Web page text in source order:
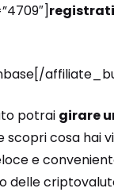
potrai girare
cosa hai
e
delle